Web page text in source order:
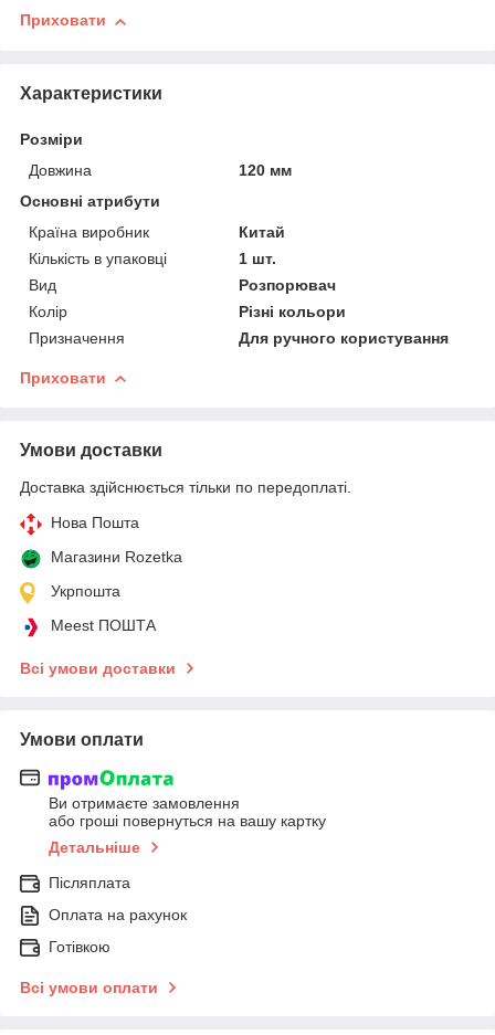
Приховати
Характеристики
Розміри
Довжина
120 мм
Основні атрибути
Країна виробник
Китай
Кількість в упаковці
1 шт.
Вид
Розпорювач
Колір
Різні кольори
Призначення
Для ручного користування
Приховати
Умови доставки
Доставка здійснюється тільки по передоплаті.
Нова Пошта
Магазини Rozetka
Укрпошта
Meest ПОШТА
Всі умови доставки
Умови оплати
Ви отримаєте замовлення
або гроші повернуться на вашу картку
Детальніше
Післяплата
Оплата на рахунок
Готівкою
Всі умови оплати